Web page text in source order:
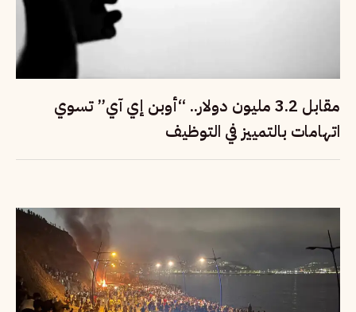
مقابل 3.2 مليون دولار.. “أوبن إي آي” تسوي
اتهامات بالتمييز في التوظيف